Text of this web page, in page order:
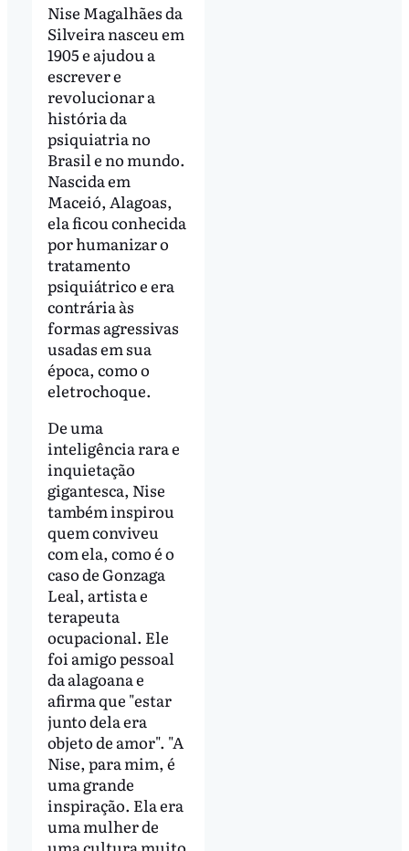
Nise Magalhães da
Silveira nasceu em
1905 e ajudou a
escrever e
revolucionar a
história da
psiquiatria no
Brasil e no mundo.
Nascida em
Maceió, Alagoas,
ela ficou conhecida
por humanizar o
tratamento
psiquiátrico e era
contrária às
formas agressivas
usadas em sua
época, como o
eletrochoque.
De uma
inteligência rara e
inquietação
gigantesca, Nise
também inspirou
quem conviveu
com ela, como é o
caso de Gonzaga
Leal, artista e
terapeuta
ocupacional. Ele
foi amigo pessoal
da alagoana e
afirma que "estar
junto dela era
objeto de amor". "A
Nise, para mim, é
uma grande
inspiração. Ela era
uma mulher de